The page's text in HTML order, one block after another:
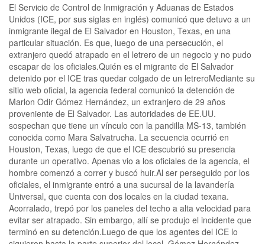
El Servicio de Control de Inmigración y Aduanas de Estados
Unidos (ICE, por sus siglas en inglés) comunicó que detuvo a un
inmigrante ilegal de El Salvador en Houston, Texas, en una
particular situación. Es que, luego de una persecución, el
extranjero quedó atrapado en el letrero de un negocio y no pudo
escapar de los oficiales.Quién es el migrante de El Salvador
detenido por el ICE tras quedar colgado de un letreroMediante su
sitio web oficial, la agencia federal comunicó la detención de
Marlon Odir Gómez Hernández, un extranjero de 29 años
proveniente de El Salvador. Las autoridades de EE.UU.
sospechan que tiene un vínculo con la pandilla MS-13, también
conocida como Mara Salvatrucha. La secuencia ocurrió en
Houston, Texas, luego de que el ICE descubrió su presencia
durante un operativo. Apenas vio a los oficiales de la agencia, el
hombre comenzó a correr y buscó huir.Al ser perseguido por los
oficiales, el inmigrante entró a una sucursal de la lavandería
Universal, que cuenta con dos locales en la ciudad texana.
Acorralado, trepó por los paneles del techo a alta velocidad para
evitar ser atrapado. Sin embargo, allí se produjo el incidente que
terminó en su detención.Luego de que los agentes del ICE lo